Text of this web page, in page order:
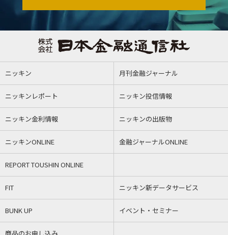
ニッキン 月刊金融ジャーナル
ニッキンレポート ニッキン投信情報
ニッキン金利情報 ニッキンの出版物
ニッキンONLINE 金融ジャーナルONLINE
REPORT TOUSHIN ONLINE
FIT ニッキン新データサービス
BUNK UP イベント・セミナー